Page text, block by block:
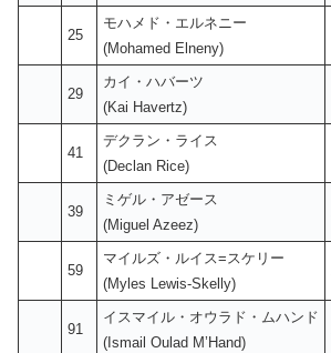
25
モハメド・エルネニー
(Mohamed Elneny)
29
カイ・ハバーツ
(Kai Havertz)
41
デクラン・ライス
(Declan Rice)
39
ミゲル・アゼース
(Miguel Azeez)
59
マイルズ・ルイス=スケリー
(Myles Lewis-Skelly)
91
イスマイル・オウラド・ムハンド
(Ismail Oulad M’Hand)